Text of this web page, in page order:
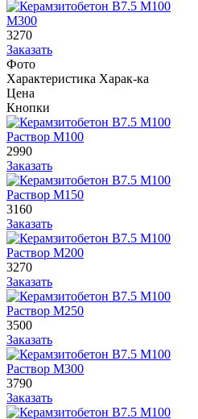
М300
3270
Заказать
Фото
Характеристика Харак-ка
Цена
Кнопки
Раствор М100
2990
Заказать
Раствор М150
3160
Заказать
Раствор М200
3270
Заказать
Раствор М250
3500
Заказать
Раствор М300
3790
Заказать